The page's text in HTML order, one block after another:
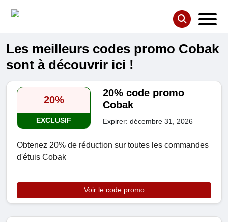
Les meilleurs codes promo Cobak
sont à découvrir ici !
20%
EXCLUSIF
20% code promo
Cobak
Expirer: décembre 31, 2026
Obtenez 20% de réduction sur toutes les commandes
d'étuis Cobak
Voir le code promo